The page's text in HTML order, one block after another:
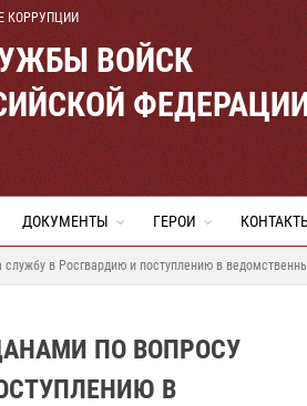
КОРРУПЦИИ
ВОЙСК
ДОКУМЕНТЫ ГЕРОИ
в Росгвардию и поступлению в
ПО ВОПРОСУ
В